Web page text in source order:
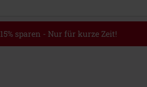
15% sparen - Nur für kurze Zeit!